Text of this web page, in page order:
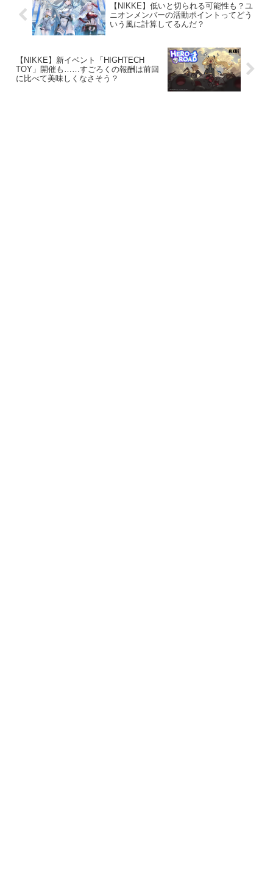
【NIKKE】低いと切られる可能性も？ユ
ニオンメンバーの活動ポイントってどう
いう風に計算してるんだ？
【NIKKE】新イベント「HIGHTECH
TOY」開催も……すごろくの報酬は前回
に比べて美味しくなさそう？